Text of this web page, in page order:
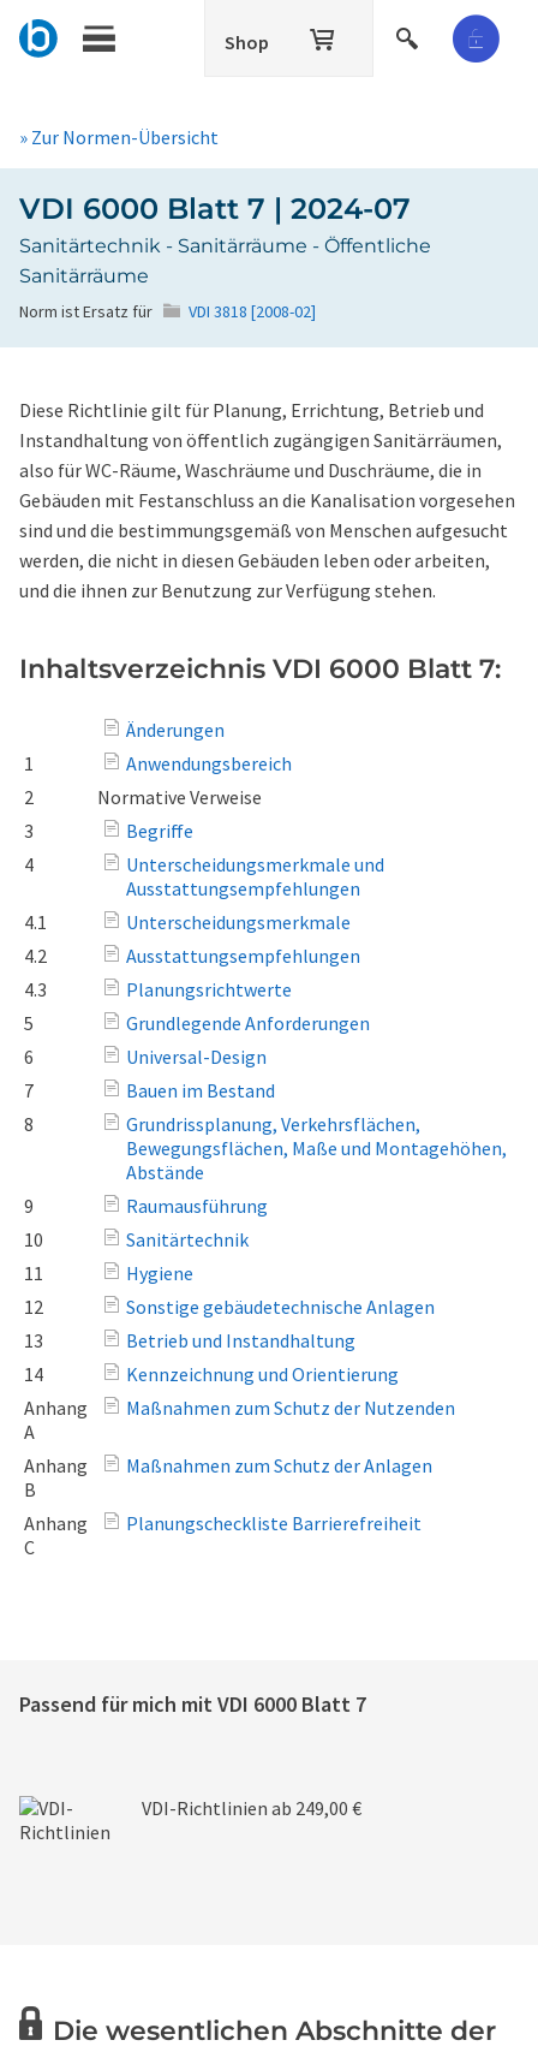
Shop
» Zur Normen-Übersicht
VDI 6000 Blatt 7 | 2024-07
Sanitärtechnik - Sanitärräume - Öffentliche
Sanitärräume
Norm ist Ersatz für VDI 3818 [2008-02]
Diese Richtlinie gilt für Planung, Errichtung, Betrieb und
Instandhaltung von öffentlich zugängigen Sanitärräumen,
also für WC-Räume, Waschräume und Duschräume, die in
Gebäuden mit Festanschluss an die Kanalisation vorgesehen
sind und die bestimmungsgemäß von Menschen aufgesucht
werden, die nicht in diesen Gebäuden leben oder arbeiten,
und die ihnen zur Benutzung zur Verfügung stehen.
Inhaltsverzeichnis VDI 6000 Blatt 7:
Änderungen
1
Anwendungsbereich
2
Normative Verweise
3
Begriffe
4
Unterscheidungsmerkmale und
Ausstattungsempfehlungen
4.1
Unterscheidungsmerkmale
4.2
Ausstattungsempfehlungen
4.3
Planungsrichtwerte
5
Grundlegende Anforderungen
6
Universal-Design
7
Bauen im Bestand
8
Grundrissplanung, Verkehrsflächen,
Bewegungsflächen, Maße und Montagehöhen,
Abstände
9
Raumausführung
10
Sanitärtechnik
11
Hygiene
12
Sonstige gebäudetechnische Anlagen
13
Betrieb und Instandhaltung
14
Kennzeichnung und Orientierung
Anhang
A
Maßnahmen zum Schutz der Nutzenden
Anhang
B
Maßnahmen zum Schutz der Anlagen
Anhang
C
Planungscheckliste Barrierefreiheit
Passend für mich mitVDI 6000 Blatt 7
VDI-Richtlinien ab 249,00 €
Die wesentlichen Abschnitte der